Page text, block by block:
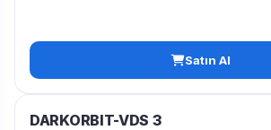
Satın Al
DARKORBIT-VDS 3